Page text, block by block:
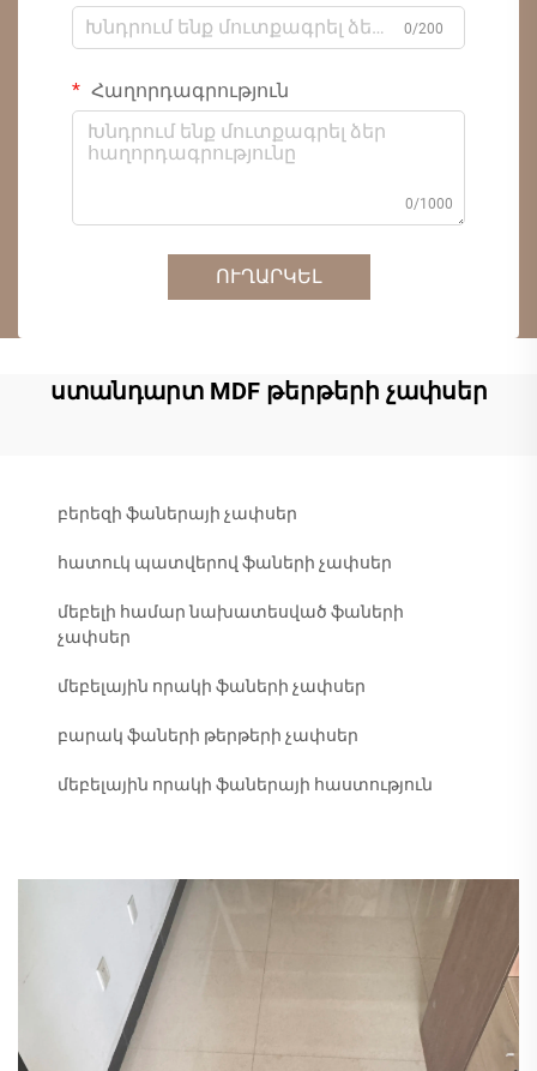
0/200
Հաղորդագրություն
0/1000
ՈՒՂԱՐԿԵԼ
ստանդարտ MDF թերթերի չափսեր
բերեզի ֆաներայի չափսեր
հատուկ պատվերով ֆաների չափսեր
մեբելի համար նախատեսված ֆաների
չափսեր
մեբելային որակի ֆաների չափսեր
բարակ ֆաների թերթերի չափսեր
մեբելային որակի ֆաներայի հաստություն